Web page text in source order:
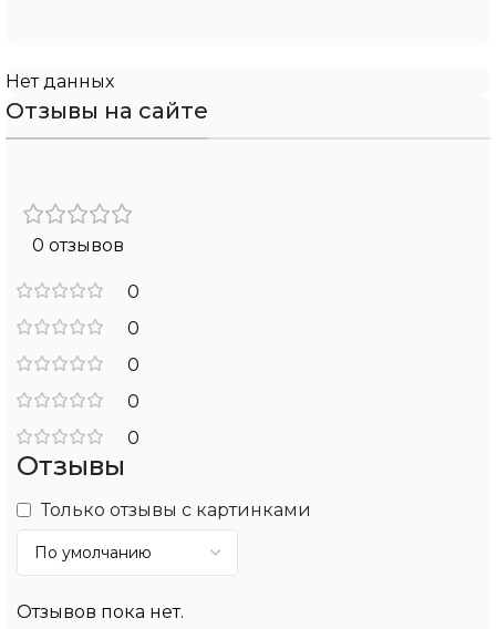
Нет данных
Отзывы на сайте
0 отзывов
0
0
0
0
0
Отзывы
Только отзывы с картинками
Отзывов пока нет.